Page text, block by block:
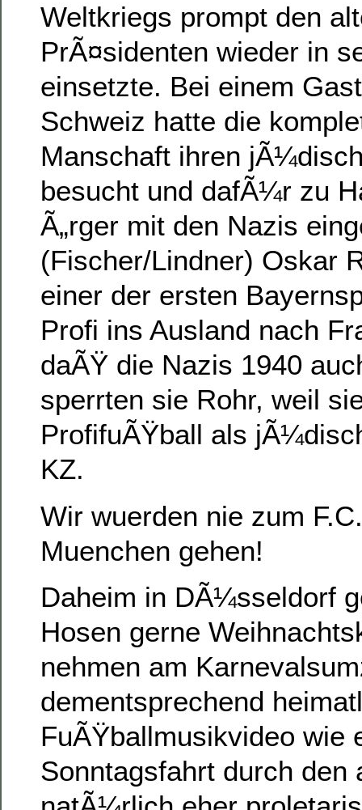
Weltkriegs prompt den
PrÃ¤sidenten wieder in
einsetzte. Bei einem
Schweiz hatte die
Manschaft ihren
besucht und dafÃ¼r zu
Ã„rger mit den Nazis
(Fischer/Lindner) Oskar
einer der ersten
Profi ins Ausland nach
daÃŸ die Nazis 1940
sperrten sie Rohr, weil
ProfifuÃŸball als
KZ.
Wir wuerden nie zum
Muenchen gehen!
Daheim in DÃ¼sseldorf
Hosen gerne
nehmen am
dementsprechend
FuÃŸballmusikvideo wie
Sonntagsfahrt durch den